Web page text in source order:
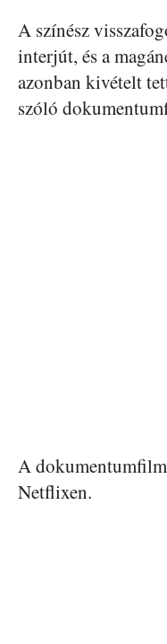
A színész
interjút, és a
azonban kivételt
szóló
A
Netflixen.